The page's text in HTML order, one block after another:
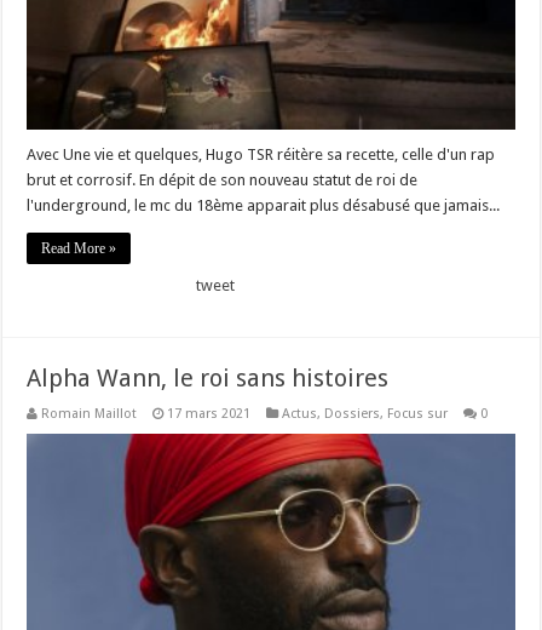
Avec Une vie et quelques, Hugo TSR réitère sa recette, celle d'un rap
brut et corrosif. En dépit de son nouveau statut de roi de
l'underground, le mc du 18ème apparait plus désabusé que jamais...
Read More »
tweet
Alpha Wann, le roi sans histoires
Romain Maillot 17 mars 2021 Actus, Dossiers, Focus sur 0